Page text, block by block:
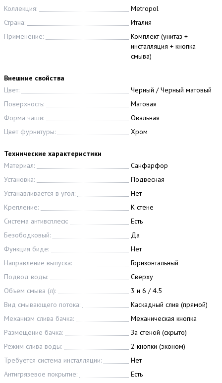
Коллекция:
Metropol
Страна:
Италия
Применение:
Комплект (унитаз +
инсталляция + кнопка
смыва)
Внешние свойства
Цвет:
Черный / Черный матовый
Поверхность:
Матовая
Форма чаши:
Овальная
Цвет фурнитуры:
Хром
Технические характеристики
Материал:
Санфарфор
Установка:
Подвесная
Устанавливается в угол:
Нет
Крепление:
К стене
Система антивсплеск:
Есть
Безободковый:
Да
Функция биде:
Нет
Направление выпуска:
Горизонтальный
Подвод воды:
Сверху
Объем смыва (л):
3 и 6 / 4.5
Вид смывающего потока:
Каскадный слив (прямой)
Механизм слива бачка:
Механическая кнопка
Размещение бачка:
За стеной (скрыто)
Режим слива воды:
2 кнопки (эконом)
Требуется система инсталляции:
Нет
Антигрязевое покрытие:
Есть